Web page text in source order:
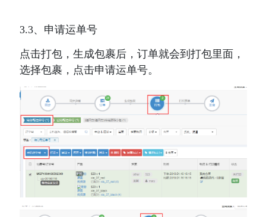
3.3、申请运单号
点击打包，生成包裹后，订单就会到打包里面，
选择包裹，点击申请运单号。